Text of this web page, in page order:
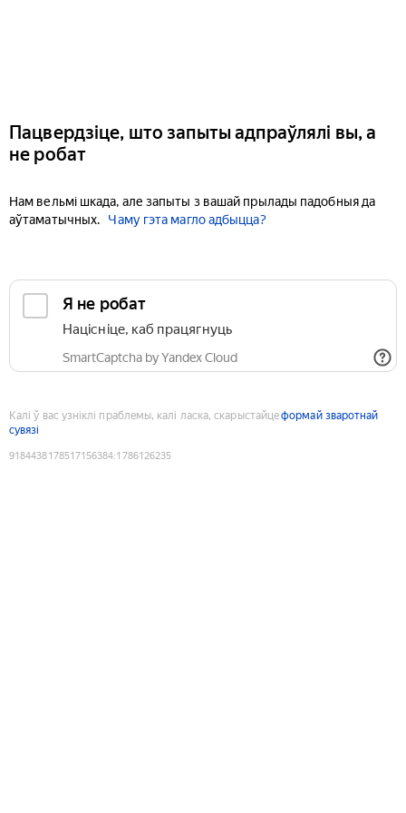
Пацвердзіце, што запыты адпраўлялі вы, а
не робат
Нам вельмі шкада, але запыты з вашай прылады падобныя да
аўтаматычных.
Чаму гэта магло адбыцца?
Я не робат
Націсніце, каб працягнуць
SmartCaptcha by Yandex Cloud
Калі ў вас узніклі праблемы, калі ласка, скарыстайцеформай зваротнай
сувязі
9184438178517156384:1786126235